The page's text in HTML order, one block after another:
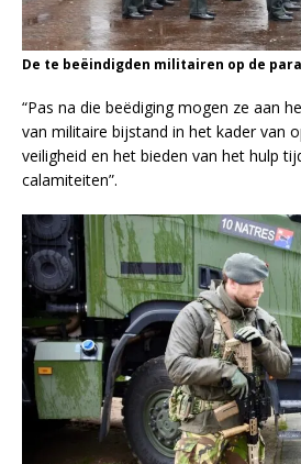
De te beëindigden militairen op de
“Pas na die beëdiging mogen ze aan
van militaire bijstand in het kader van
veiligheid en het bieden van het hulp
calamiteiten”.